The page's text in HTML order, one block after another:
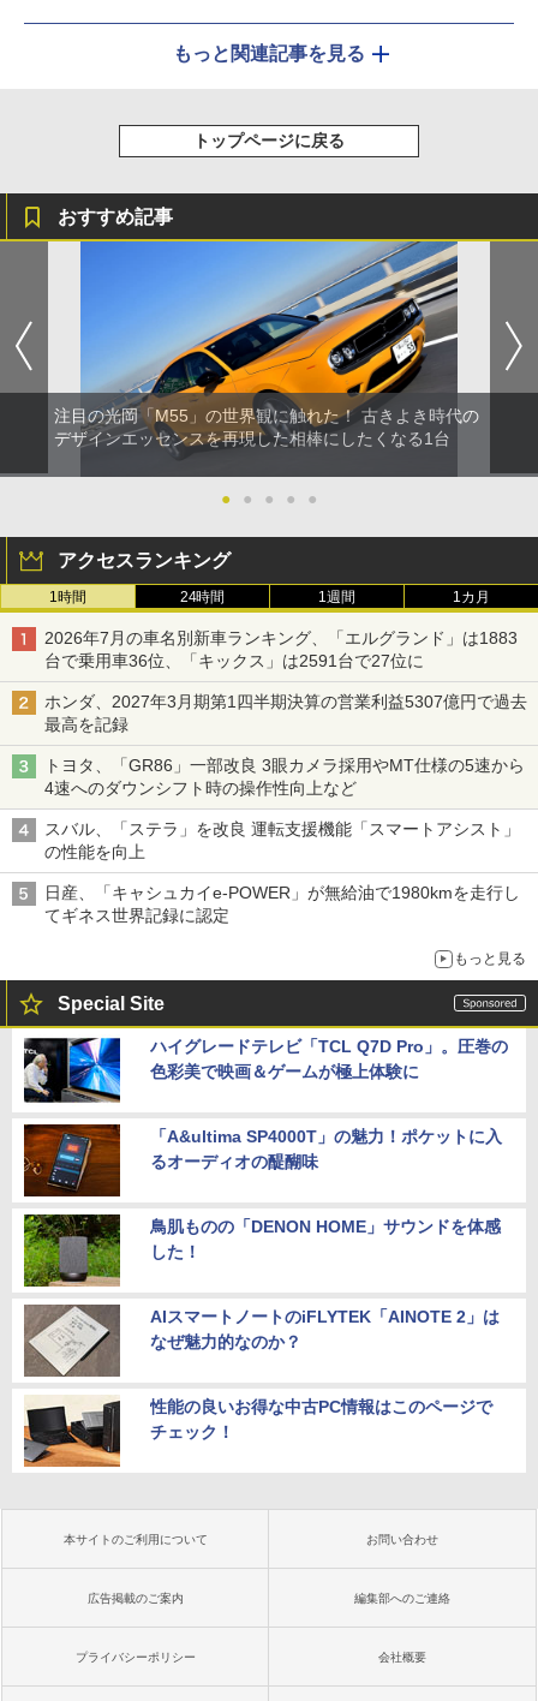
もっと関連記事を見る
トップページに戻る
おすすめ記事
注目の光岡「M55」の世界観に触れた！ 古きよき時代の
デザインエッセンスを再現した相棒にしたくなる1台
● ● ● ● ●
アクセスランキング
1時間 24時間 1週間 1カ月
2026年7月の車名別新車ランキング、「エルグランド」は1883
台で乗用車36位、「キックス」は2591台で27位に
ホンダ、2027年3月期第1四半期決算の営業利益5307億円で過去
最高を記録
トヨタ、「GR86」一部改良 3眼カメラ採用やMT仕様の5速から
4速へのダウンシフト時の操作性向上など
スバル、「ステラ」を改良 運転支援機能「スマートアシスト」
の性能を向上
日産、「キャシュカイe-POWER」が無給油で1980kmを走行し
てギネス世界記録に認定
もっと見る
Special Site
ハイグレードテレビ「TCL Q7D Pro」。圧巻の
色彩美で映画＆ゲームが極上体験に
「A&ultima SP4000T」の魅力！ポケットに入
るオーディオの醍醐味
鳥肌ものの「DENON HOME」サウンドを体感
した！
AIスマートノートのiFLYTEK「AINOTE 2」は
なぜ魅力的なのか？
性能の良いお得な中古PC情報はこのページで
チェック！
本サイトのご利用について お問い合わせ
広告掲載のご案内 編集部へのご連絡
プライバシーポリシー 会社概要